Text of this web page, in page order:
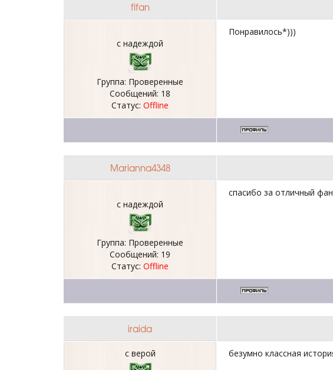
fifan
с надеждой
Группа: Проверенные
Сообщений: 18
Статус: Offline
Понравилось*)))
Marianna4348
с надеждой
Группа: Проверенные
Сообщений: 19
Статус: Offline
спасибо за отличный
iraida
с верой безумно классная